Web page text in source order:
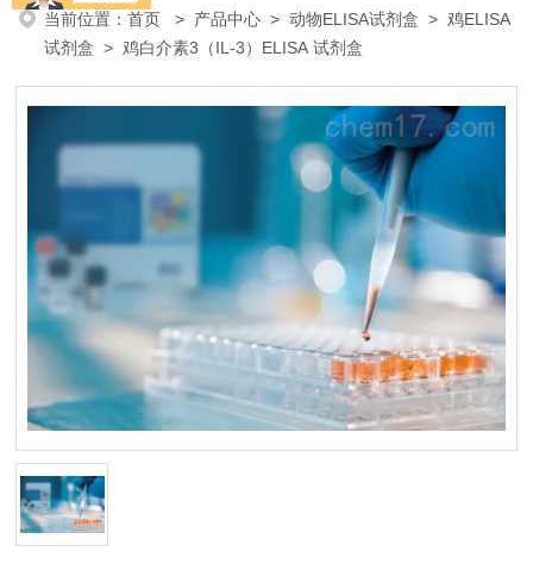
当前位置：首页 > 产品中心 >动物ELISA试剂盒 >鸡ELISA
试剂盒 > 鸡白介素3（IL-3）ELISA 试剂盒